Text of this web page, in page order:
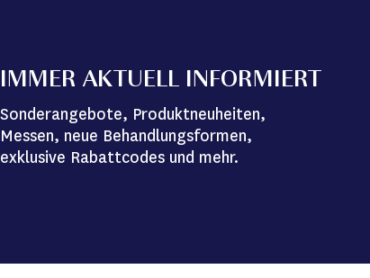
IMMER AKTUELL INFORMIERT
Sonderangebote, Produktneuheiten,
Messen, neue Behandlungsformen,
exklusive Rabattcodes und mehr.